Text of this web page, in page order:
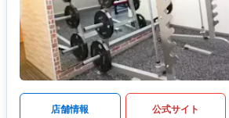
店舗情報 公式サイト